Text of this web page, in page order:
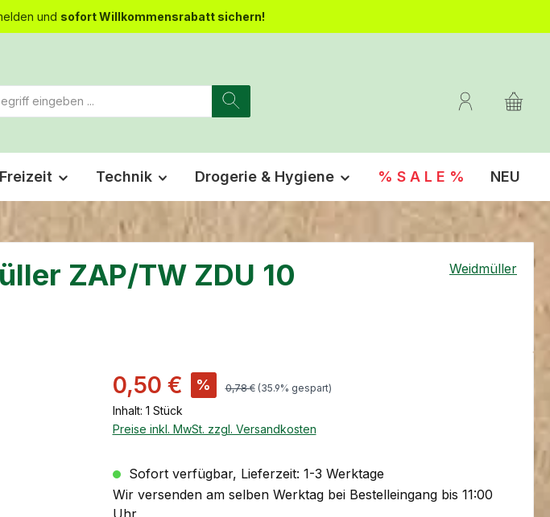
und sofort Willkommensrabatt sichern!
Freizeit Technik Drogerie & Hygiene % S A L E % NEU
ZAP/TW ZDU 10
Weidmüller
Verkaufspreis:
0,50 € % Regulärer Preis:
0,78 € (35.9% gespart)
Inhalt: 1 Stück
Preise inkl. MwSt. zzgl. Versandkosten
Sofort verfügbar, Lieferzeit: 1-3 Werktage
Wir versenden am selben Werktag bei Bestelleingang bis 11:00